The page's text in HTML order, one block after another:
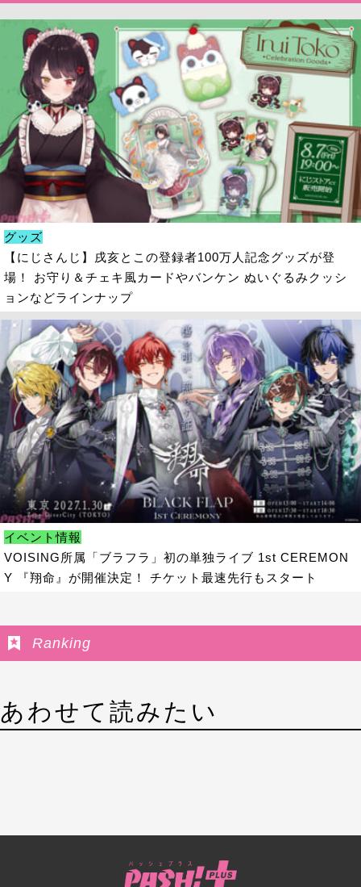
グッズ
【にじさんじ】戌亥とこの登録者100万人記念グッズが登
場！ お守り＆チェキ風カードやバンケン ぬいぐるみクッシ
ョンなどラインナップ
イベント情報
VOISING所属「ブラフラ」初の単独ライブ 1st CEREMON
Y 『翔命』が開催決定！ チケット最速先行もスタート
Ranking
あわせて読みたい